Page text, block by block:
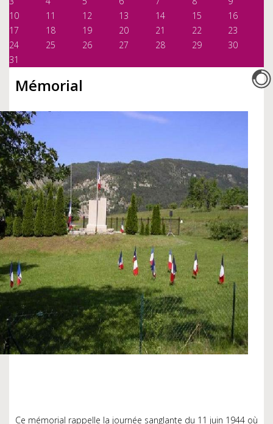
10
11 12 13 14 15
16
17
18 19 20 21 22
23
24
25 26 27 28 29
30
31
Mémorial
Ce mémorial rappelle la journée sanglante du 11 juin 1944 où